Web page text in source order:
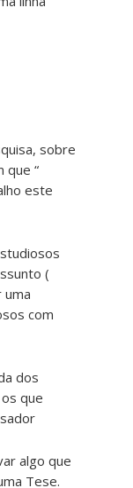
sobre
que “
este
(
com
dos
que
algo que
Tese.